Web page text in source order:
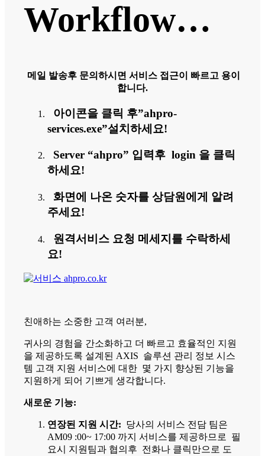
Workflow…
메일 발송후 문의하시면 서비스 접근이 빠르고 용이
합니다.
아이콘을 클릭 후”ahpro-
services.exe”설치하세요!
Server “ahpro” 입력후 login 을 클릭
하세요!
화면에 나온 숫자를 상담원에게 알려
주세요!
원격서비스 요청 메세지를 수락하세
요!
친애하는 소중한 고객 여러분,
귀사의 경험을 간소화하고 더 빠르고 효율적인 지원
을 제공하도록 설계된 AXIS 솔루션 관리 정보 시스
템 고객 지원 서비스에 대한 몇 가지 향상된 기능을
지원하게 되어 기쁘게 생각합니다.
새로운 기능:
연장된 지원 시간: 당사의 서비스 전담 팀은
AM09 :00~ 17:00 까지 서비스를 제공하므로 필
요시 지원팀과 협의후 전화나 클릭만으로 도